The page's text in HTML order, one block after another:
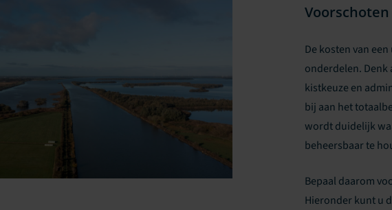
De kosten van
onderdelen. Denk
kistkeuze en
bij aan het
wordt duidelijk
beheersbaar te
Bepaal daarom
Hieronder kunt u